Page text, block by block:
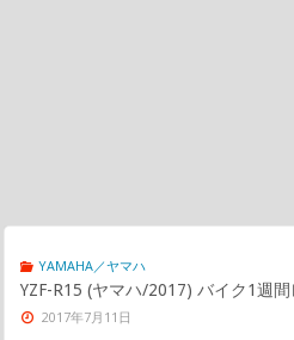
YAMAHA／ヤマハ
YZF-R15 (ヤマハ/2017) バイク1週間
2017年7月11日